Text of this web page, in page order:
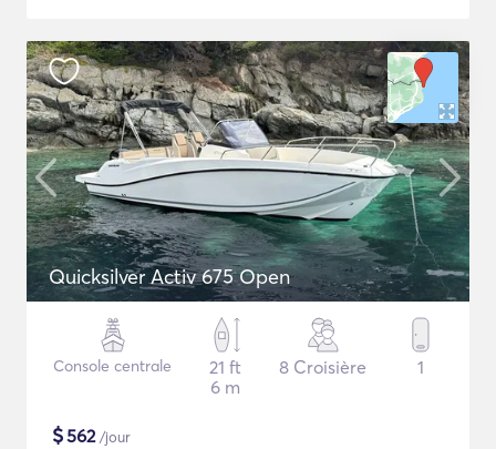
Quicksilver Activ 675 Open
Console centrale
21 ft
6 m
8 Croisière 1
$562/jour